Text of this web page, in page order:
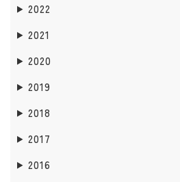
2022
2021
2020
2019
2018
2017
2016